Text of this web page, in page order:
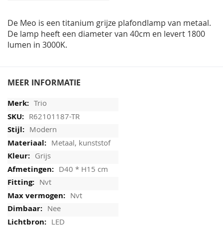
De Meo is een titanium grijze plafondlamp van metaal.
De lamp heeft een diameter van 40cm en levert 1800
lumen in 3000K.
MEER INFORMATIE
Trio
R62101187-TR
Modern
Metaal, kunststof
Grijs
D40 * H15 cm
Nvt
Nvt
Nee
LED